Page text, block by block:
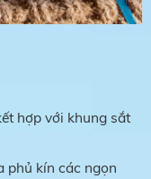
hợp với khung sắt
phủ kín các ngọn